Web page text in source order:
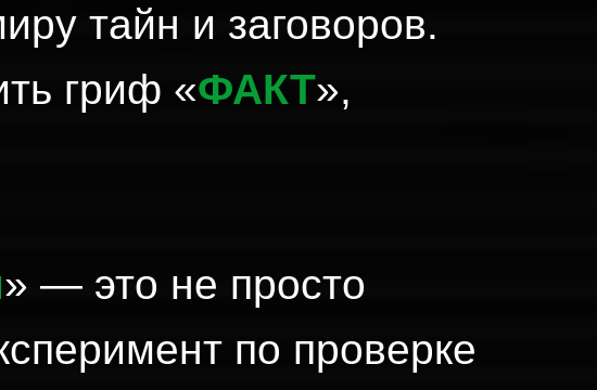
тайн и заговоров.
гриф «ФАКТ»,
» — это не просто
по проверке